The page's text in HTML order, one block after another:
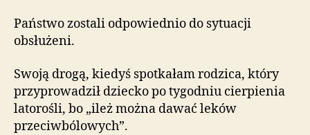
Państwo zostali odpowiednio do sytuacji
obsłużeni.
Swoją drogą, kiedyś spotkałam rodzica, który
przyprowadził dziecko po tygodniu cierpienia
latorośli, bo „ileż można dawać leków
przeciwbólowych”.